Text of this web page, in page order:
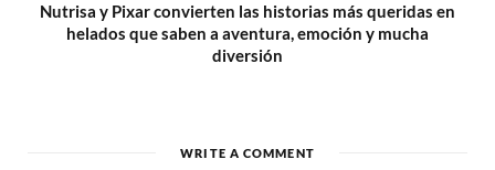
Nutrisa y Pixar convierten las historias más queridas en
helados que saben a aventura, emoción y mucha
diversión
WRITE A COMMENT